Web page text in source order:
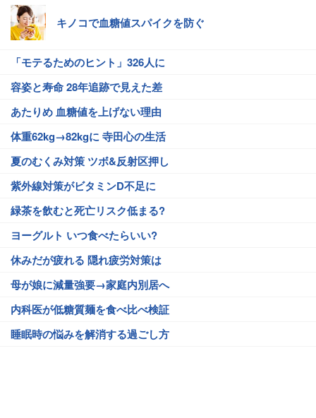
キノコで血糖値スパイクを防ぐ
「モテるためのヒント」326人に
容姿と寿命 28年追跡で見えた差
あたりめ 血糖値を上げない理由
体重62kg→82kgに 寺田心の生活
夏のむくみ対策 ツボ&反射区押し
紫外線対策がビタミンD不足に
緑茶を飲むと死亡リスク低まる?
ヨーグルト いつ食べたらいい?
休みだが疲れる 隠れ疲労対策は
母が娘に減量強要→家庭内別居へ
内科医が低糖質麺を食べ比べ検証
睡眠時の悩みを解消する過ごし方